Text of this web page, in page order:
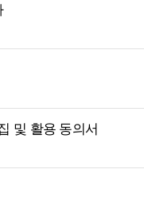
및 활용 동의서